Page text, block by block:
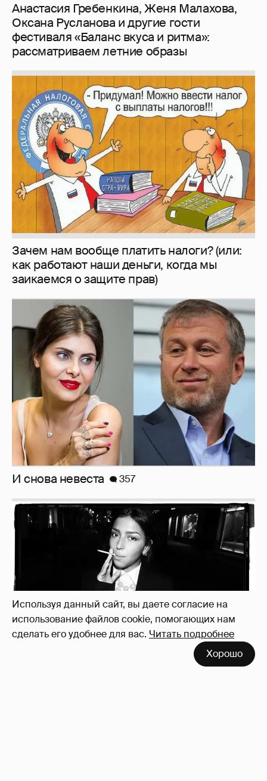
Используя данный сайт, вы даете согласие на
использование файлов cookie, помогающих нам
сделать его удобнее для вас. Читать подробнее
Хорошо
Зачем нам вообще платить налоги? (или:
как работают наши деньги, когда мы
заикаемся о защите прав)
И снова невеста 357
Рублёвские дочки 187